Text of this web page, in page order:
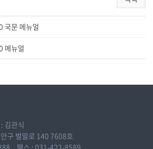
국문 메뉴얼
메뉴얼
김관식
구 벌말로 140 7608호
팩스 : 031-422-8589